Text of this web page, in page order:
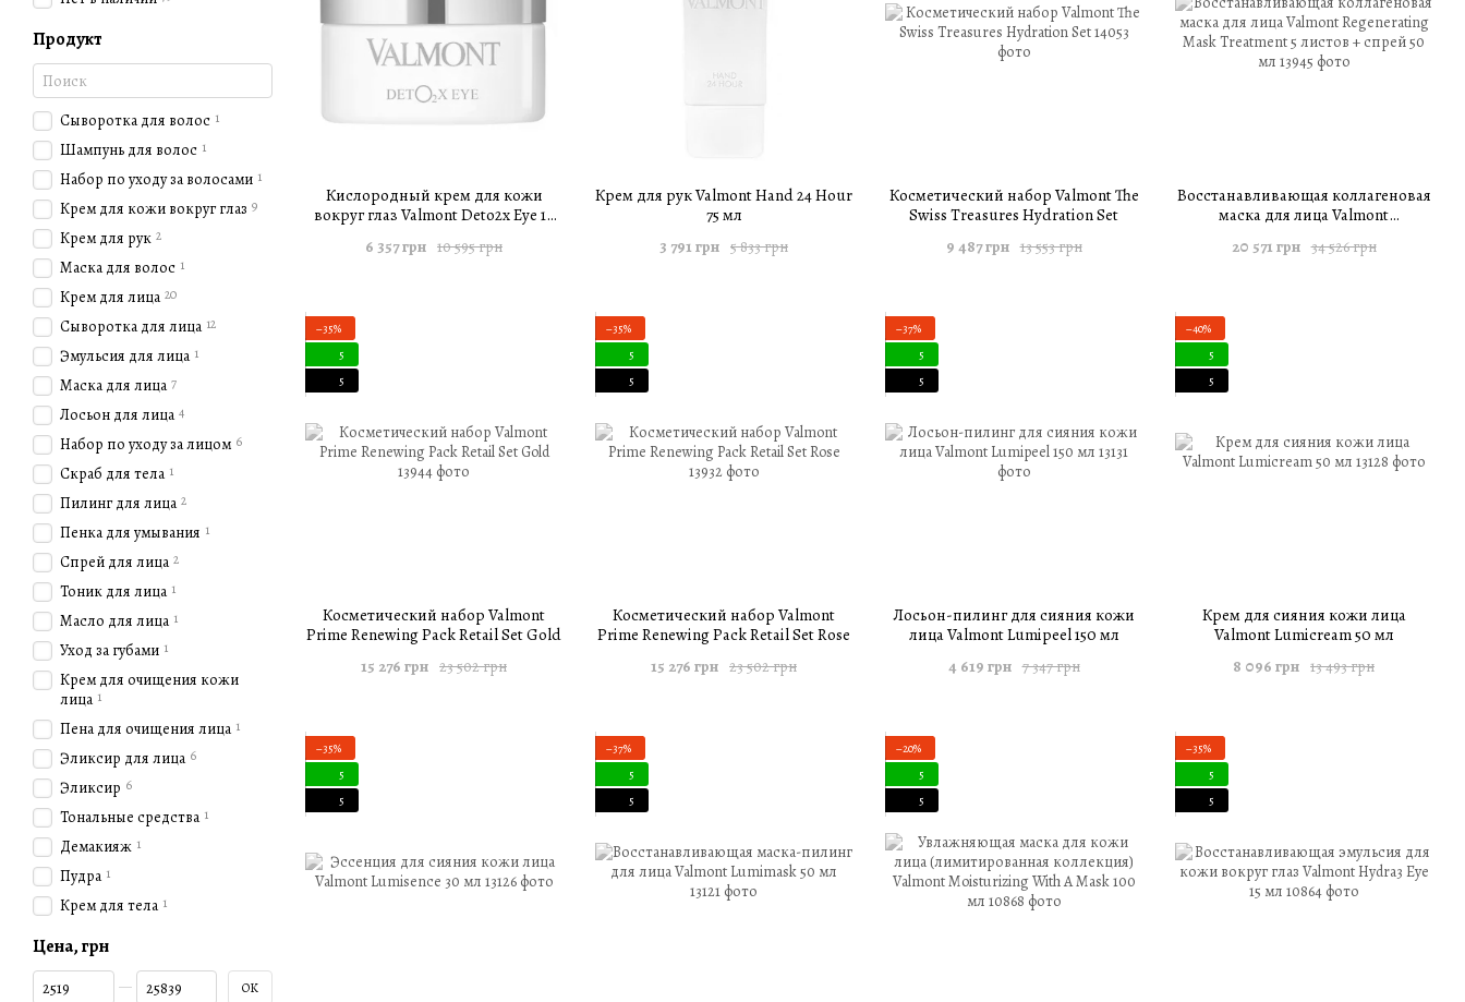
Кислородный крем для кожи
вокруг глаз Valmont Deto2x Eye 12
10 595 грн
6 357 грн
Крем для рук Valmont Hand 24 Hour
75 мл
5 833 грн
3 791 грн
Косметический набор Valmont The
Swiss Treasures Hydration Set
13 553 грн
9 487 грн
Восстанавливающая коллагеновая
маска для лица Valmont
листов + спрей 50 мл
34 526 грн
20 571 грн
−35%
5
5
Косметический набор Valmont
Prime Renewing Pack Retail Set Gold
23 502 грн
15 276 грн
−35%
5
5
Косметический набор Valmont
Prime Renewing Pack Retail Set Rose
23 502 грн
15 276 грн
−37%
5
5
Лосьон-пилинг для сияния кожи
лица Valmont Lumipeel 150 мл
7 347 грн
4 619 грн
−40%
5
5
Крем для сияния кожи лица
Valmont Lumicream 50 мл
13 493 грн
8 096 грн
−35%
5
5
−37%
5
5
−20%
5
5
−35%
5
5
Продукт
Сыворотка для волос 1
Шампунь для волос 1
Набор по уходу за волосами 1
Крем для кожи вокруг глаз 9
Крем для рук 2
Маска для волос 1
Крем для лица 20
Сыворотка для лица 12
Эмульсия для лица 1
Маска для лица 7
Лосьон для лица 4
Набор по уходу за лицом 6
Скраб для тела 1
Пилинг для лица 2
Пенка для умывания 1
Спрей для лица 2
Тоник для лица 1
Масло для лица 1
Уход за губами 1
Крем для очищения кожи
лица 1
Пена для очищения лица 1
Эликсир для лица 6
Эликсир 6
Тональные средства 1
Демакияж 1
Пудра 1
Крем для тела 1
Цена, грн
От Цена, грн
До Цена, грн OK